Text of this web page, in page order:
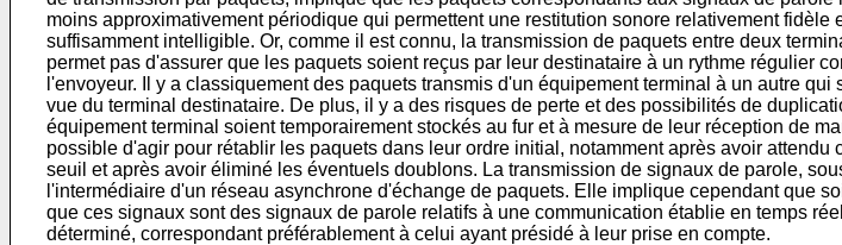
moins approximativement périodique qui permettent une restitution sonore relativement
suffisamment intelligible. Or, comme il est connu, la transmission de paquets entre deux
permet pas d'assurer que les paquets soient reçus par leur destinataire à un rythme régulier
l'envoyeur. Il y a classiquement des paquets transmis d'un équipement terminal à un autre
vue du terminal destinataire. De plus, il y a des risques de perte et des possibilités de
équipement terminal soient temporairement stockés au fur et à mesure de leur réception de
possible d'agir pour rétablir les paquets dans leur ordre initial, notamment après avoir
seuil et après avoir éliminé les éventuels doublons. La transmission de signaux de parole,
l'intermédiaire d'un réseau asynchrone d'échange de paquets. Elle implique cependant que
que ces signaux sont des signaux de parole relatifs à une communication établie en temps
déterminé, correspondant préférablement à celui ayant présidé à leur prise en compte.